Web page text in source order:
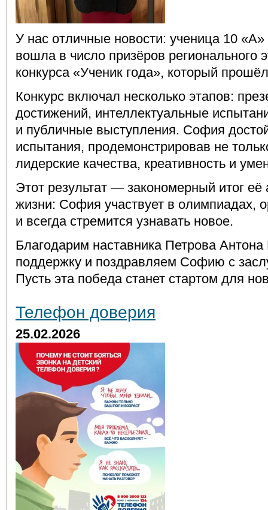
У нас отличные новости: ученица 10
вошла в число призёров регионального
конкурса «Ученик года», который
Конкурс включал несколько этапов:
достижений, интеллектуальные
и публичные выступления. София
испытания, продемонстрировав не
лидерские качества, креативность и
Этот результат — закономерный итог
жизни: София участвует в олимпиадах,
и всегда стремится узнавать новое.
Благодарим наставника Петрова Антона
поддержку и поздравляем Софию с
Пусть эта победа станет стартом для
Телефон доверия
25.02.2026